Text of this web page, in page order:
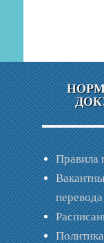
Правила
перевода